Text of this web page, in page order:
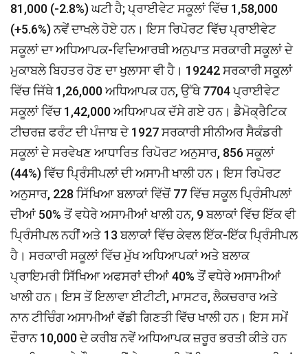
81,000 (-2.8%) ਘਟੀ ਹੈ; ਪ੍ਰਾਈਵੇਟ ਸਕੂਲਾਂ ਵਿੱਚ 1,58,000
(+5.6%) ਨਵੇਂ ਦਾਖਲੇ ਹੋਏ ਹਨ। ਇਸ ਰਿਪੋਰਟ ਵਿੱਚ ਪ੍ਰਾਈਵੇਟ
ਸਕੂਲਾਂ ਦਾ ਅਧਿਆਪਕ-ਵਿਦਿਆਰਥੀ ਅਨੁਪਾਤ ਸਰਕਾਰੀ ਸਕੂਲਾਂ ਦੇ
ਮੁਕਾਬਲੇ ਬਿਹਤਰ ਹੋਣ ਦਾ ਖੁਲਾਸਾ ਵੀ ਹੈ। 19242 ਸਰਕਾਰੀ ਸਕੂਲਾਂ
ਵਿੱਚ ਜਿੱਥੇ 1,26,000 ਅਧਿਆਪਕ ਹਨ, ਉੱਥੇ 7704 ਪ੍ਰਾਈਵੇਟ
ਸਕੂਲਾਂ ਵਿੱਚ 1,42,000 ਅਧਿਆਪਕ ਦੱਸੇ ਗਏ ਹਨ। ਡੈਮੋਕ੍ਰੈਟਿਕ
ਟੀਚਰਜ਼ ਫਰੰਟ ਦੀ ਪੰਜਾਬ ਦੇ 1927 ਸਰਕਾਰੀ ਸੀਨੀਅਰ ਸੈਕੰਡਰੀ
ਸਕੂਲਾਂ ਦੇ ਸਰਵੇਖਣ ਆਧਾਰਿਤ ਰਿਪੋਰਟ ਅਨੁਸਾਰ, 856 ਸਕੂਲਾਂ
(44%) ਵਿੱਚ ਪ੍ਰਿੰਸੀਪਲਾਂ ਦੀ ਅਸਾਮੀ ਖਾਲੀ ਹਨ। ਇਸ ਰਿਪੋਰਟ
ਅਨੁਸਾਰ, 228 ਸਿੱਖਿਆ ਬਲਾਕਾਂ ਵਿੱਚੋਂ 77 ਵਿੱਚ ਸਕੂਲ ਪ੍ਰਿੰਸੀਪਲਾਂ
ਦੀਆਂ 50% ਤੋਂ ਵਧੇਰੇ ਅਸਾਮੀਆਂ ਖਾਲੀ ਹਨ, 9 ਬਲਾਕਾਂ ਵਿੱਚ ਇੱਕ ਵੀ
ਪ੍ਰਿੰਸੀਪਲ ਨਹੀਂ ਅਤੇ 13 ਬਲਾਕਾਂ ਵਿੱਚ ਕੇਵਲ ਇੱਕ-ਇੱਕ ਪ੍ਰਿੰਸੀਪਲ
ਹੈ। ਸਰਕਾਰੀ ਸਕੂਲਾਂ ਵਿੱਚ ਮੁੱਖ ਅਧਿਆਪਕਾਂ ਅਤੇ ਬਲਾਕ
ਪ੍ਰਾਇਮਰੀ ਸਿੱਖਿਆ ਅਫਸਰਾਂ ਦੀਆਂ 40% ਤੋਂ ਵਧੇਰੇ ਅਸਾਮੀਆਂ
ਖਾਲੀ ਹਨ। ਇਸ ਤੋਂ ਇਲਾਵਾ ਈਟੀਟੀ, ਮਾਸਟਰ, ਲੈਕਚਰਾਰ ਅਤੇ
ਨਾਨ ਟੀਚਿੰਗ ਅਸਾਮੀਆਂ ਵੱਡੀ ਗਿਣਤੀ ਵਿੱਚ ਖਾਲੀ ਹਨ। ਇਸ ਸਮੇਂ
ਦੌਰਾਨ 10,000 ਦੇ ਕਰੀਬ ਨਵੇਂ ਅਧਿਆਪਕ ਜ਼ਰੂਰ ਭਰਤੀ ਕੀਤੇ ਹਨ